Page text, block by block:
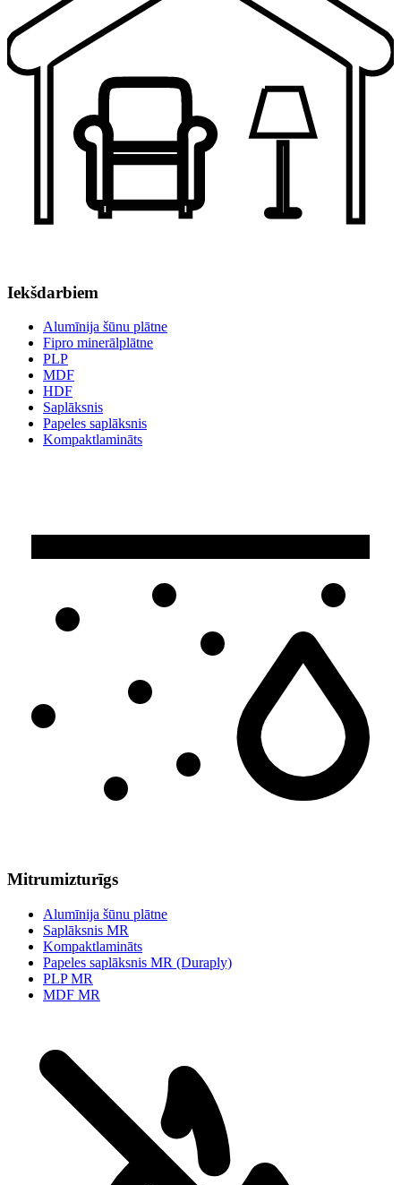
Iekšdarbiem
Alumīnija šūnu plātne
Fipro minerālplātne
PLP
MDF
HDF
Saplāksnis
Papeles saplāksnis
Kompaktlamināts
Mitrumizturīgs
Alumīnija šūnu plātne
Saplāksnis MR
Kompaktlamināts
Papeles saplāksnis MR (Duraply)
PLP MR
MDF MR